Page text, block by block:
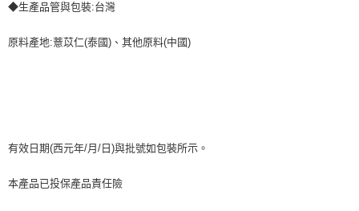
◆生產品管與包裝:台灣
原料產地:薏苡仁(泰國)、其他原料(中國)
有效日期(西元年/月/日)與批號如包裝所示。
本產品已投保產品責任險